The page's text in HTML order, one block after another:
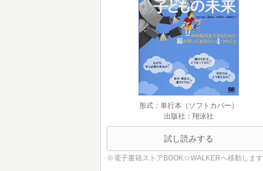
形式：単行本（ソフトカバー）
出版社：翔泳社
試し読みする
※電子書籍ストアBOOK☆WALKERへ移動します